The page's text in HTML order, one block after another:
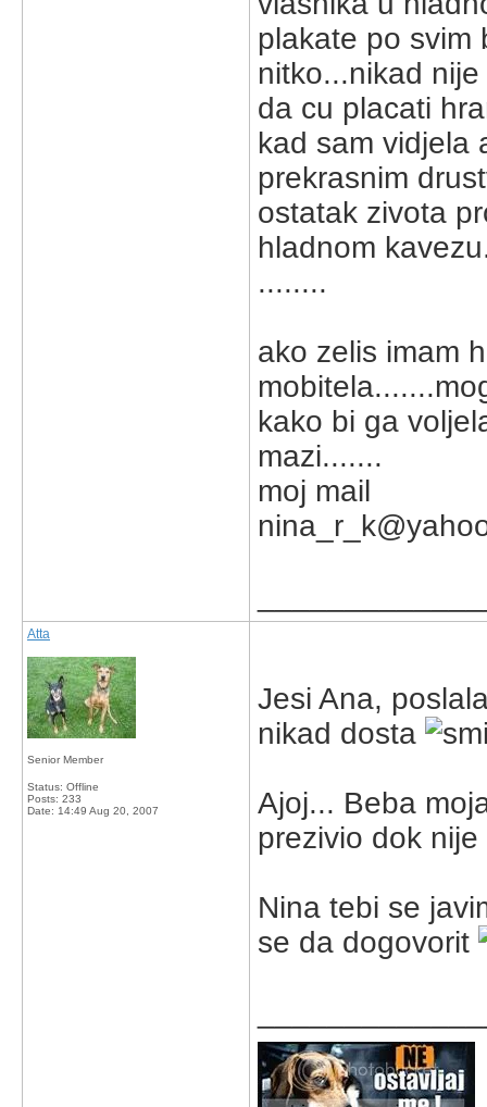
plakate po svim
nitko...nikad
da cu placati
kad sam vidjela
prekrasnim
ostatak zivota
hladnom
........
ako zelis imam
kako bi ga
mazi.......
moj mail
Atta
Senior Member
Status: Offline
Posts: 233
Date: 14:49 Aug 20, 2007
Jesi Ana,
nikad dosta
Ajoj... Beba
prezivio dok
Nina tebi se
se da dogovorit